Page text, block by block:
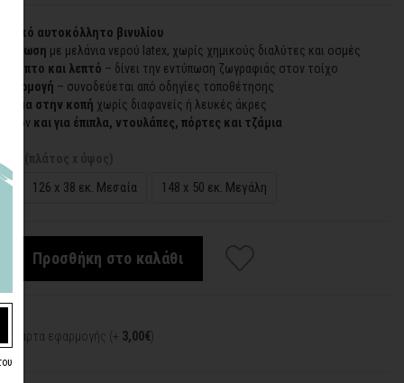
λευκό αυτοκόλλητο βινυλίου
με μελάνια νερού latex, χωρίς χημικούς διαλύτες και οσμές
και λεπτό – δίνει την εντύπωση ζωγραφιάς στον τοίχο
– συνοδεύεται από οδηγίες τοποθέτησης
στην κοπή χωρίς διαφανείς ή λευκές άκρες
και για έπιπλα, ντουλάπες, πόρτες και τζάμια
(πλάτος x ύψος)
126 x 38 εκ. Μεσαία 148 x 50 εκ. Μεγάλη
Προσθήκη στο καλάθι
κάρτα εφαρμογής (+ 3,00€)